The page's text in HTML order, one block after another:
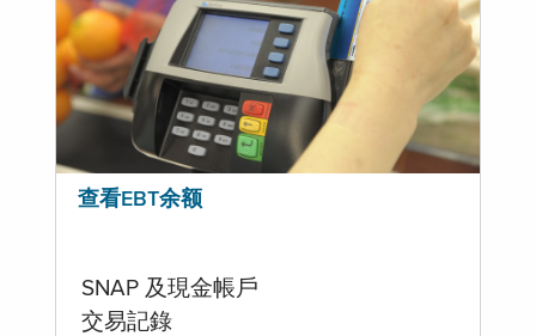
查看EBT余额
SNAP 及現金帳戶
交易記錄